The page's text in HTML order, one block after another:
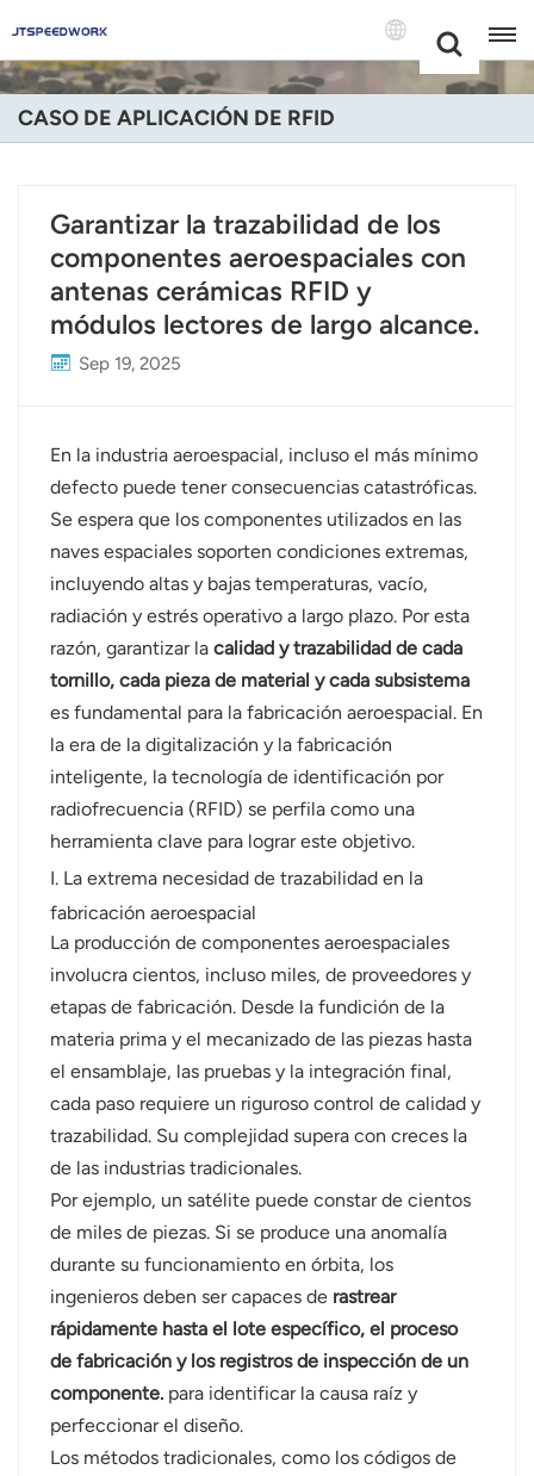
+86 -18681515767
English
Deutsch
Русский
Português
Nederland
日语
한국어
Türk
Ελληνικά
Melayu
แบบไทย
Tiếng Việt
norsk
magyar
CASO DE APLICACIÓN DE RFID
Garantizar la trazabilidad de los
componentes aeroespaciales con
antenas cerámicas RFID y
módulos lectores de largo alcance.
Sep 19, 2025
En la industria aeroespacial, incluso el más mínimo
defecto puede tener consecuencias catastróficas.
Se espera que los componentes utilizados en las
naves espaciales soporten condiciones extremas,
incluyendo altas y bajas temperaturas, vacío,
radiación y estrés operativo a largo plazo. Por esta
razón, garantizar lacalidad y trazabilidad de cada
tornillo, cada pieza de material y cada subsistema
es fundamental para la fabricación aeroespacial. En
la era de la digitalización y la fabricación
inteligente, la tecnología de identificación por
radiofrecuencia (RFID) se perfila como una
herramienta clave para lograr este objetivo.
I. La extrema necesidad de trazabilidad en la
fabricación aeroespacial
La producción de componentes aeroespaciales
involucra cientos, incluso miles, de proveedores y
etapas de fabricación. Desde la fundición de la
materia prima y el mecanizado de las piezas hasta
el ensamblaje, las pruebas y la integración final,
cada paso requiere un riguroso control de calidad y
trazabilidad. Su complejidad supera con creces la
de las industrias tradicionales.
Por ejemplo, un satélite puede constar de cientos
de miles de piezas. Si se produce una anomalía
durante su funcionamiento en órbita, los
ingenieros deben ser capaces de rastrear
rápidamente hasta el lote específico, el proceso
de fabricación y los registros de inspección de un
componente. para identificar la causa raíz y
perfeccionar el diseño.
Los métodos tradicionales, como los códigos de